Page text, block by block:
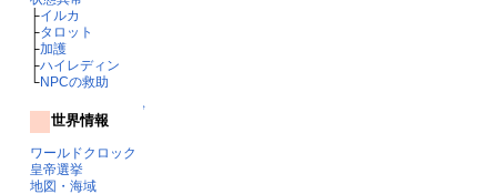
├イルカ
├タロット
├加護
├ハイレディン
└NPCの救助
↑
世界情報
ワールドクロック
皇帝選挙
地図・海域